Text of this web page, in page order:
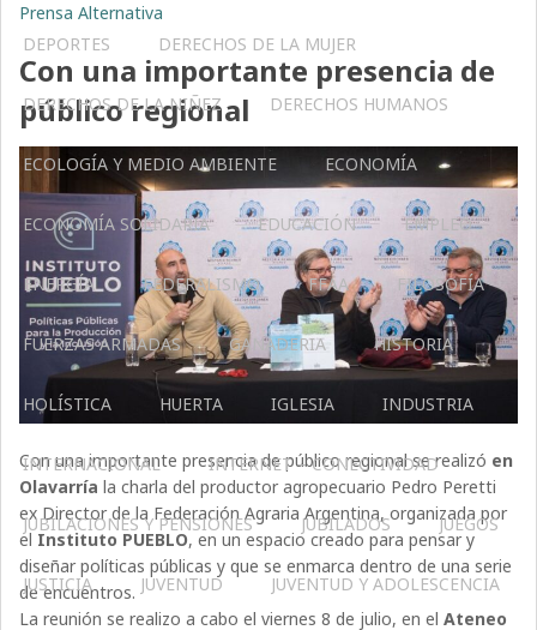
DEPORTES DERECHOS DE LA MUJER
DERECHOS DE LA NIÑEZ DERECHOS HUMANOS
ECOLOGÍA Y MEDIO AMBIENTE ECONOMÍA
ECONOMÍA SOLIDARIA EDUCACIÓN EMPLEO
ENERGÍA FEDERALISMO FFAA FILOSOFÍA
FUERZAS ARMADAS GANADERIA HISTORIA
HOLÍSTICA HUERTA IGLESIA INDUSTRIA
INTERNACIONAL INTERNET – CONECTIVIDAD
JUBILACIONES Y PENSIONES JUBILADOS JUEGOS
JUSTICIA JUVENTUD JUVENTUD Y ADOLESCENCIA
Prensa Alternativa
Con una importante presencia de
público regional
Con una importante presencia de público regional se realizó en
Olavarría la charla del productor agropecuario Pedro Peretti
ex Director de la Federación Agraria Argentina, organizada por
el Instituto PUEBLO, en un espacio creado para pensar y
diseñar políticas públicas y que se enmarca dentro de una serie
de encuentros.
La reunión se realizo a cabo el viernes 8 de julio, en elAteneo